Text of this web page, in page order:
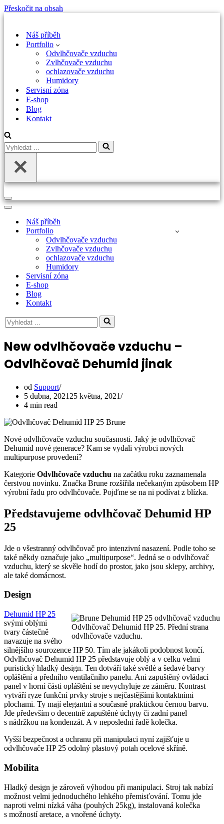
Přeskočit na obsah
Náš příběh
Portfolio
Odvlhčovače vzduchu
Zvlhčovače vzduchu
ochlazovače vzduchu
Humidory
Servisní zóna
E-shop
Blog
Kontakt
Vyhledat
...
Navigační
menu
Navigační
Náš příběh
Portfolio
Odvlhčovače vzduchu
Zvlhčovače vzduchu
ochlazovače vzduchu
Humidory
Servisní zóna
E-shop
Blog
Kontakt
Vyhledat
...
New odvlhčovače vzduchu –
Odvlhčovač Dehumid jinak
od Support
5 dubna, 2021 25 května, 2021
4 min read
Nové odvlhčovače vzduchu současnosti. Jaký je odvlhčovač
Dehumid nové generace? Kam se vydali výrobci nových
multipurpose provedení?
Kategorie Odvlhčovače vzduchu na začátku roku zaznamenala
čerstvou novinku. Značka Brune rozšířila nečekaným způsobem HP
výrobní řadu pro odvlhčovače. Pojďme se na ni podívat z blízka.
Představujeme odvlhčovač Dehumid HP
25
Jde o všestranný odvlhčovač pro intenzivní nasazení. Podle toho se
také někdy označuje jako „multipurpose“. Jedná se o odvlhčovač
vzduchu, který se skvěle hodí do prostor, jako jsou sklepy, archivy,
ale také domácnost.
Design
Odvlhčovač Dehumid HP 25. Přední strana
odvlhčovače vzduchu.
Dehumid HP 25
svými oblými
tvary částečně
navazuje na svého
silnějšího sourozence HP 50. Tím ale jakákoli podobnost končí.
Odvlhčovač Dehumid HP 25 představuje oblý a v celku velmi
puristický hladký design. Ten dotváří také světlé a šedavé barvy
opláštění a předního ventilačního panelu. Ani zapuštěný ovládací
panel v horní části opláštění se nevychyluje ze záměru. Kontrast
vytváří ryze funkční prvky stroje s nejčastějšími kontaktními
plochami. Ty mají elegantní a současně praktickou černou barvu.
Jde především o decentně zapuštěné úchyty či zadní panel
s nádržkou na kondenzát. A v neposlední řadě kolečka.
Vyšší bezpečnost a ochranu při manipulaci nyní zajišťuje u
odvlhčovače HP 25 odolný plastový potah ocelové skříně.
Mobilita
Hladký design je zároveň výhodou při manipulaci. Stroj tak nabízí
možnost velmi jednoduchého lehkého přemisťování. Tomu jde
naproti velmi nízká váha (pouhých 25kg), instalovaná kolečka
s možností aretace, a vnořené úchyty.